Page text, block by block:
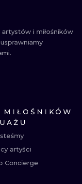
i miłośników
MIŁOŚNIKÓW
artyści
Concierge